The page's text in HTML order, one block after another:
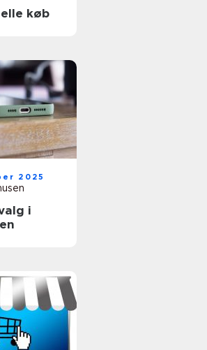
køb
2025
i